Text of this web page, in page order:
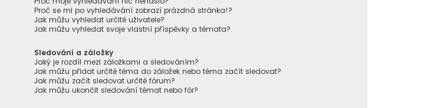
Proč se mi po vyhledávání zobrazí prázdná stránka!?
Jak můžu vyhledat určité uživatele?
Jak můžu vyhledat svoje vlastní příspěvky a témata?
Sledování a záložky
Jaký je rozdíl mezi záložkami a sledováním?
Jak můžu přidat určité téma do záložek nebo téma začít sledovat?
Jak můžu začít sledovat určité fórum?
Jak můžu ukončit sledování témat nebo fór?